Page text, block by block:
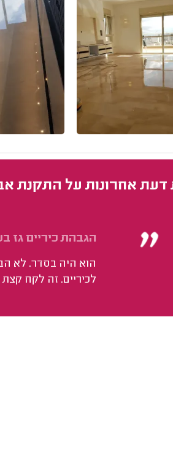
דעת אחרונות על התקנת
הגבהת כיריים גז
הוא היה בסדר. לא
לכיריים. זה לקח